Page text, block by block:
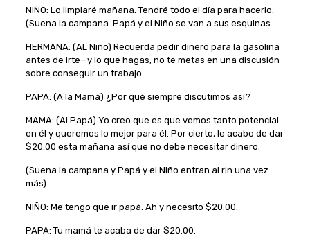
NIÑO: Lo limpiaré mañana. Tendré todo el día para hacerlo.
(Suena la campana. Papá y el Niño se van a sus esquinas.
HERMANA: (AL Niño) Recuerda pedir dinero para la gasolina
antes de irte—y lo que hagas, no te metas en una discusión
sobre conseguir un trabajo.
PAPA: (A la Mamá) ¿Por qué siempre discutimos así?
MAMA: (Al Papá) Yo creo que es que vemos tanto potencial
en él y queremos lo mejor para él. Por cierto, le acabo de dar
$20.00 esta mañana así que no debe necesitar dinero.
(Suena la campana y Papá y el Niño entran al rin una vez
más)
NIÑO: Me tengo que ir papá. Ah y necesito $20.00.
PAPA: Tu mamá te acaba de dar $20.00.